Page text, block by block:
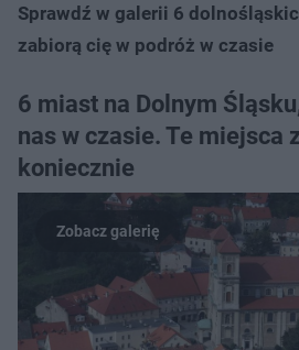
Sprawdź w galerii 6
zabiorą cię w podróż w czasie
6 miast na Dolnym
nas w czasie. Te miejsca
koniecznie